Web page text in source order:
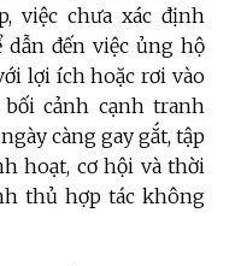
việc chưa xác định
đến việc ủng hộ
lợi ích hoặc rơi vào
cảnh cạnh tranh
càng gay gắt, tập
hoạt, cơ hội và thời
thủ hợp tác không